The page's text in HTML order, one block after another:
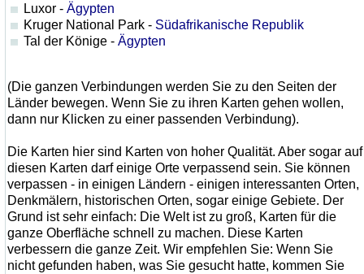
Luxor - Ägypten
Kruger National Park - Südafrikanische Republik
Tal der Könige - Ägypten
(Die ganzen Verbindungen werden Sie zu den Seiten der
Länder bewegen. Wenn Sie zu ihren Karten gehen wollen,
dann nur Klicken zu einer passenden Verbindung).
Die Karten hier sind Karten von hoher Qualität. Aber sogar auf
diesen Karten darf einige Orte verpassend sein. Sie können
verpassen - in einigen Ländern - einigen interessanten Orten,
Denkmälern, historischen Orten, sogar einige Gebiete. Der
Grund ist sehr einfach: Die Welt ist zu groß, Karten für die
ganze Oberfläche schnell zu machen. Diese Karten
verbessern die ganze Zeit. Wir empfehlen Sie: Wenn Sie
nicht gefunden haben, was Sie gesucht hatte, kommen Sie